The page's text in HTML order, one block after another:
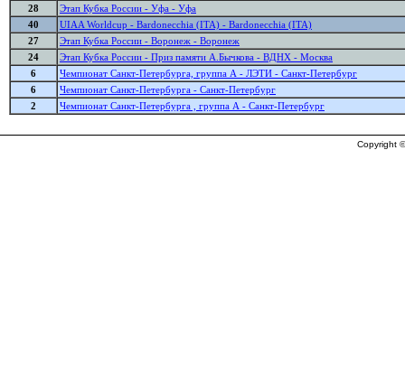
28
Этап Кубка России - Уфа - Уфа
40
UIAA Worldcup - Bardonecchia (ITA) - Bardonecchia (ITA)
27
Этап Кубка России - Воронеж - Воронеж
24
Этап Кубка России - Приз памяти А.Бычкова - ВДНХ - Москва
6
Чемпионат Санкт-Петербурга, группа А - ЛЭТИ - Санкт-Петербург
6
Чемпионат Санкт-Петербурга - Санкт-Петербург
2
Чемпионат Санкт-Петербурга , группа А - Санкт-Петербург
Copyright